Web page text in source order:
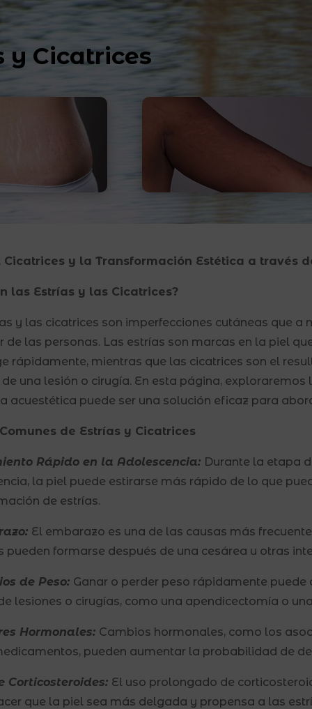
y Cicatrices
Cicatrices y la Transformación Estética a través
las Estrías y las Cicatrices?
y las cicatrices son imperfecciones cutáneas que
de las personas. Las estrías son marcas en la piel
rápidamente, mientras que las cicatrices son el
una lesión o cirugía. En esta página,
acuestética puede ser una solución eficaz para
de Estrías y Cicatrices
Rápido en la Adolescencia: Durante la etapa
la piel puede estirarse más rápido de lo que
de estrías.
El embarazo es una de las causas más
pueden formarse después de una cesárea u otras
de Peso: Ganar o perder peso rápidamente puede
lesiones o cirugías, como una apendicectomía o
Hormonales: Cambios hormonales, como los
pueden aumentar la probabilidad de
Corticosteroides: El uso prolongado de
que la piel sea más delgada y propensa a las